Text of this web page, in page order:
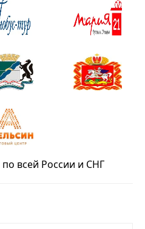
по всей России и СНГ